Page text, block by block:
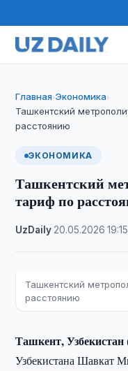
Главная›Экономика›
Ташкентский
расстоянию
ЭКОНОМИКА
Ташкентский
тариф по
UzDaily 20.05.2026 ·19:15
Ташкентский
расстоянию
Ташкент,
Узбекистана Шавкат